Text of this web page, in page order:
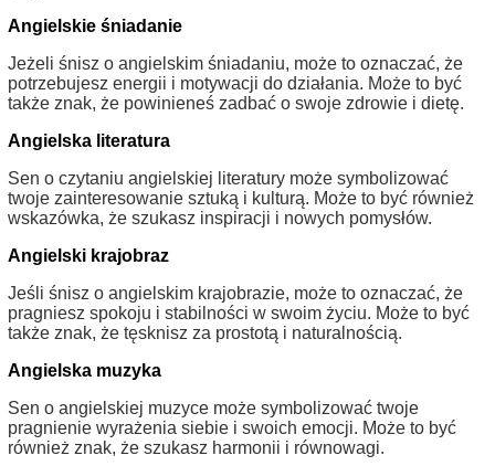
Angielskie śniadanie
Jeżeli śnisz o angielskim śniadaniu, może to oznaczać, że
potrzebujesz energii i motywacji do działania. Może to być
także znak, że powinieneś zadbać o swoje zdrowie i dietę.
Angielska literatura
Sen o czytaniu angielskiej literatury może symbolizować
twoje zainteresowanie sztuką i kulturą. Może to być również
wskazówka, że szukasz inspiracji i nowych pomysłów.
Angielski krajobraz
Jeśli śnisz o angielskim krajobrazie, może to oznaczać, że
pragniesz spokoju i stabilności w swoim życiu. Może to być
także znak, że tęsknisz za prostotą i naturalnością.
Angielska muzyka
Sen o angielskiej muzyce może symbolizować twoje
pragnienie wyrażenia siebie i swoich emocji. Może to być
również znak, że szukasz harmonii i równowagi.